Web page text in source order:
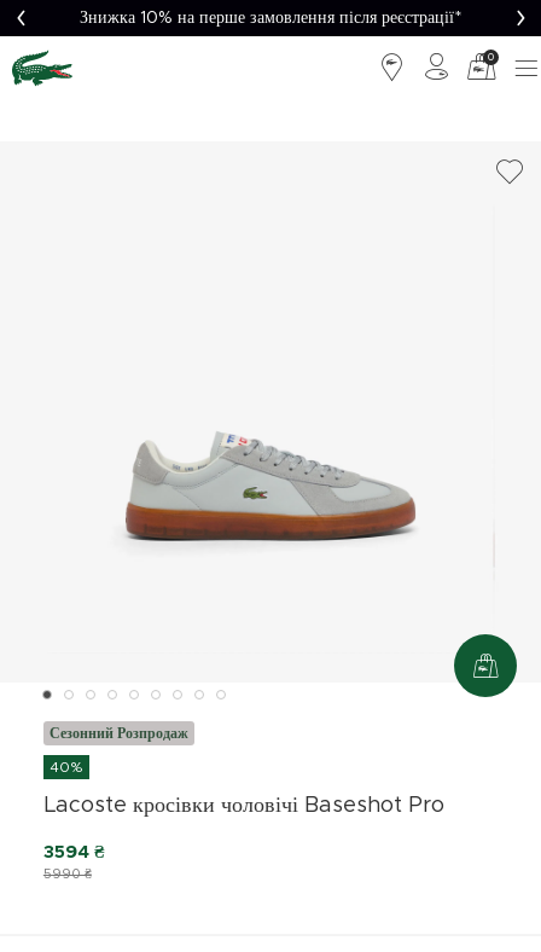
Знижка 10% на перше замовлення після реєстрації*
0
Сезонний Розпродаж
40%
Lacoste кросівки чоловічі Baseshot Pro
5990 ₴
3594 ₴